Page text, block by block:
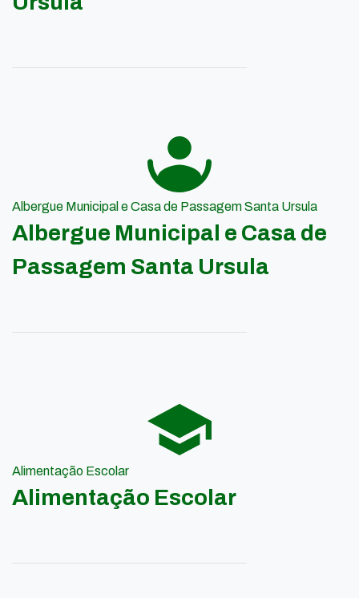
Albergue Municipal e Casa de Passagem Santa Ursula
Albergue Municipal e Casa de
Passagem Santa Ursula
Alimentação Escolar
Alimentação Escolar